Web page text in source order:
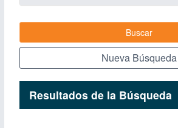
Buscar
Nueva Búsqueda
Resultados de la Búsqueda